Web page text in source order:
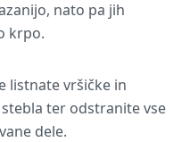
nato pa jih
krpo.
listnate vršičke in
ter odstranite vse
dele.